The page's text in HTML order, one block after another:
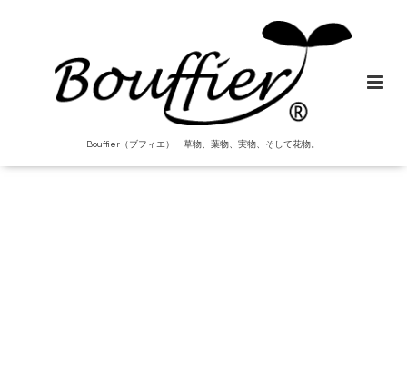
Bouffier（ブフィエ） 草物、葉物、実物、そして花物。